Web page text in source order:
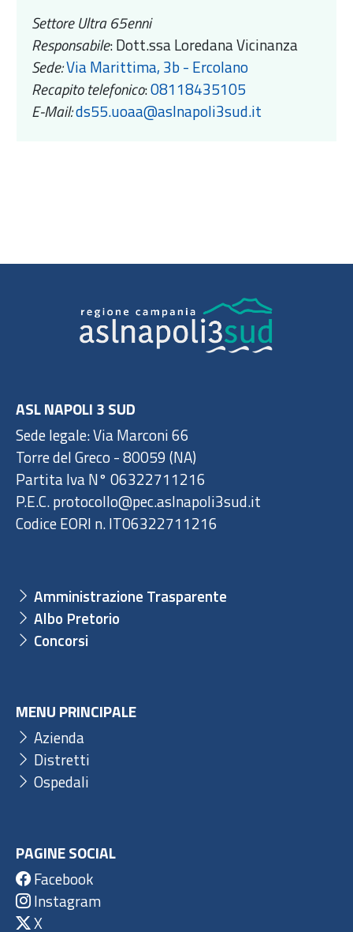
Settore Ultra 65enni
Responsabile:Dott.ssa Loredana Vicinanza
Sede:Via Marittima, 3b - Ercolano
Recapito telefonico:08118435105
E-Mail:ds55.uoaa@aslnapoli3sud.it
ASL NAPOLI 3 SUD
Sede legale: Via Marconi 66
Torre del Greco - 80059 (NA)
Partita Iva N° 06322711216
P.E.C. protocollo@pec.aslnapoli3sud.it
Codice EORI n. IT06322711216
Amministrazione Trasparente
Albo Pretorio
Concorsi
MENU PRINCIPALE
Azienda
Distretti
Ospedali
PAGINE SOCIAL
Facebook
Instagram
X